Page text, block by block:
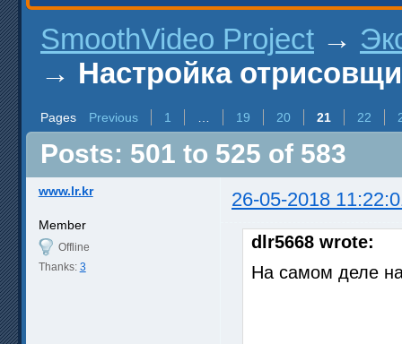
SmoothVideo Project →
→ Настройка
Pages Previous 1 19 20 21 22
Posts: 501 to 525 of 583
www.lr.kr 26-05-2018
Member
Offline
Thanks: 3
dlr5668 wrote:
На самом деле